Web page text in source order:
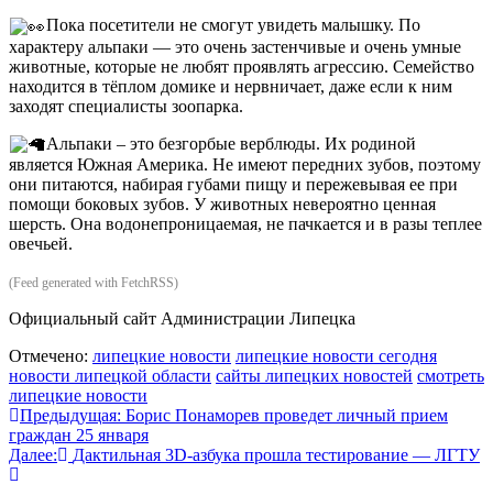
Пока посетители не смогут увидеть малышку. По
характеру альпаки — это очень застенчивые и очень умные
животные, которые не любят проявлять агрессию. Семейство
находится в тёплом домике и нервничает, даже если к ним
заходят специалисты зоопарка.
Альпаки – это безгорбые верблюды. Их родиной
является Южная Америка. Не имеют передних зубов, поэтому
они питаются, набирая губами пищу и пережевывая ее при
помощи боковых зубов. У животных невероятно ценная
шерсть. Она водонепроницаемая, не пачкается и в разы теплее
овечьей.
(Feed generated with FetchRSS)
Официальный сайт Администрации Липецка
Отмечено: липецкие новости липецкие новости сегодня
новости липецкой области сайты липецких новостей смотреть
липецкие новости
Навигация
по
записям
Предыдущая: Борис Понаморев проведет личный прием
граждан 25 января
Далее:
Дактильная 3D-азбука прошла тестирование — ЛГТУ